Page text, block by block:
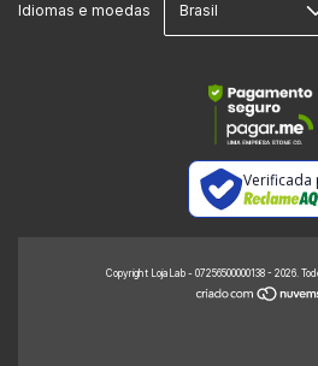
Idiomas e moedas
Verificada
Copyright LojaLab - 07256500000138 - 2026.